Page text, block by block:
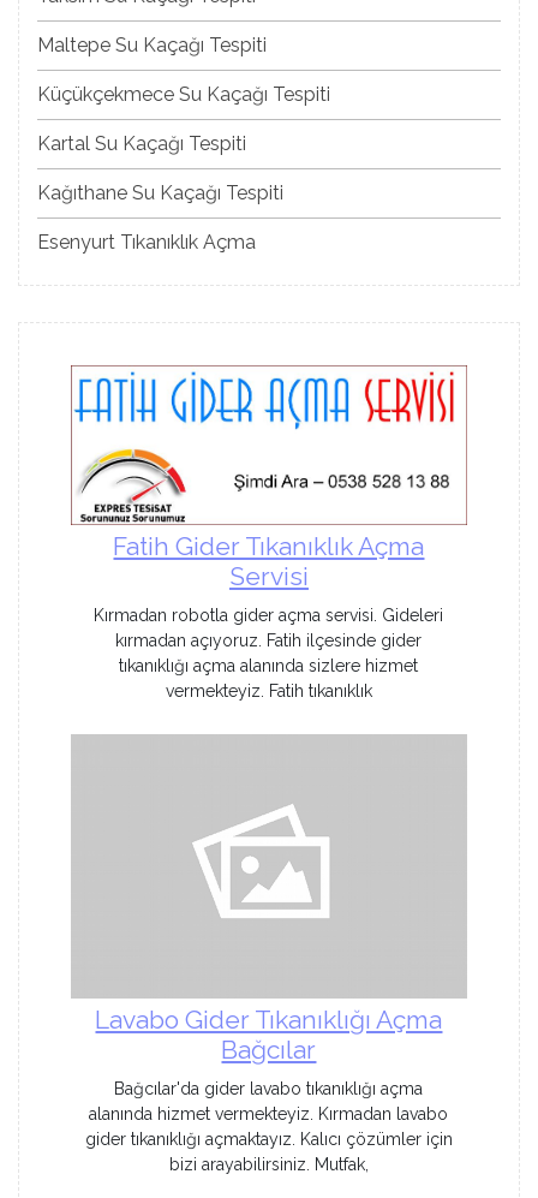
Maltepe Su Kaçağı Tespiti
Küçükçekmece Su Kaçağı Tespiti
Kartal Su Kaçağı Tespiti
Kağıthane Su Kaçağı Tespiti
Esenyurt Tıkanıklık Açma
Fatih Gider Tıkanıklık Açma
Servisi
Kırmadan robotla gider açma servisi. Gideleri
kırmadan açıyoruz. Fatih ilçesinde gider
tıkanıklığı açma alanında sizlere hizmet
vermekteyiz. Fatih tıkanıklık
Lavabo Gider Tıkanıklığı Açma
Bağcılar
Bağcılar'da gider lavabo tıkanıklığı açma
alanında hizmet vermekteyiz. Kırmadan lavabo
gider tıkanıklığı açmaktayız. Kalıcı çözümler için
bizi arayabilirsiniz. Mutfak,